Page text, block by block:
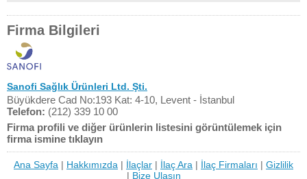
Firma Bilgileri
Sanofi Sağlık Ürünleri Ltd. Şti.
Büyükdere Cad No:193 Kat: 4-10, Levent - İstanbul
Telefon: (212) 339 10 00
Firma profili ve diğer ürünlerin listesini görüntülemek için
firma ismine tıklayın
Ana Sayfa | Hakkımızda | İlaçlar | İlaç Ara | İlaç Firmaları | Gizlilik
| Bize Ulaşın